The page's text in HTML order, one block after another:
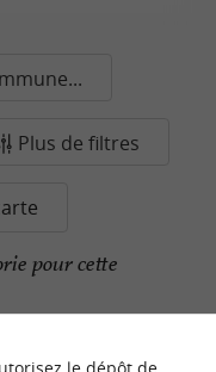
Plus de filtres
pour cette
le dépôt de